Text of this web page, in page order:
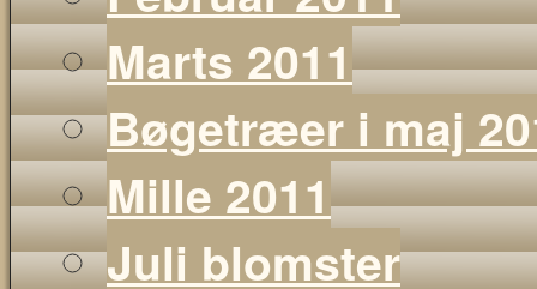
Marts 2011
Bøgetræer i maj
Mille 2011
Juli blomster